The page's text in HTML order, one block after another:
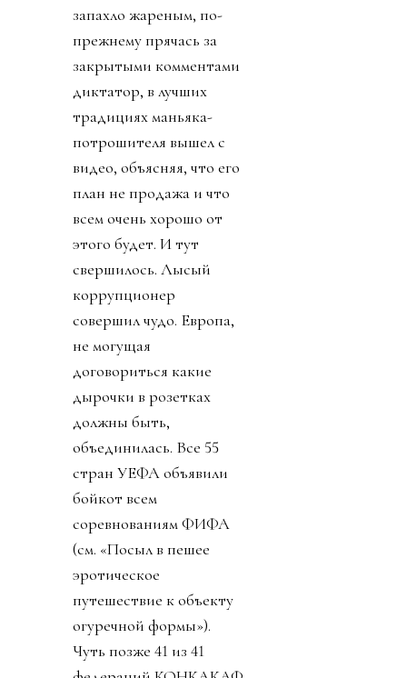
запахло жареным, по-
прежнему прячась за
закрытыми комментами
диктатор, в лучших
традициях маньяка-
потрошителя вышел с
видео, объясняя, что его
план не продажа и что
всем очень хорошо от
этого будет. И тут
свершилось. Лысый
коррупционер
совершил чудо. Европа,
не могущая
договориться какие
дырочки в розетках
должны быть,
объединилась. Все 55
стран УЕФА объявили
бойкот всем
соревнованиям ФИФА
(см. «Посыл в пешее
эротическое
путешествие к объекту
огуречной формы»).
Чуть позже 41 из 41